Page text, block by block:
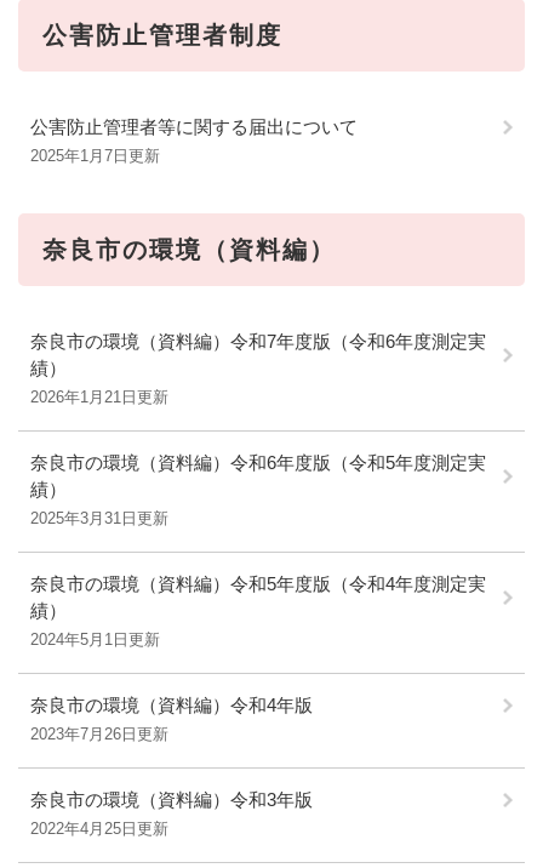
公害防止管理者制度
公害防止管理者等に関する届出について
2025年1月7日更新
奈良市の環境（資料編）
奈良市の環境（資料編）令和7年度版（令和6年度測定実
績）
2026年1月21日更新
奈良市の環境（資料編）令和6年度版（令和5年度測定実
績）
2025年3月31日更新
奈良市の環境（資料編）令和5年度版（令和4年度測定実
績）
2024年5月1日更新
奈良市の環境（資料編）令和4年版
2023年7月26日更新
奈良市の環境（資料編）令和3年版
2022年4月25日更新